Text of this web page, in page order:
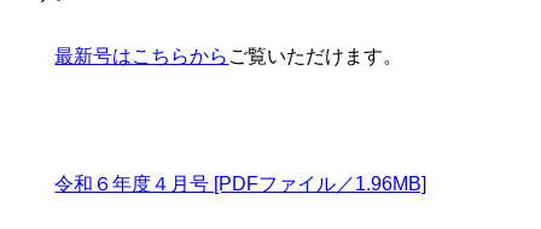
最新号はこちらから ご覧いただけます。
令和６年度４月号 [PDFファイル／1.96MB]